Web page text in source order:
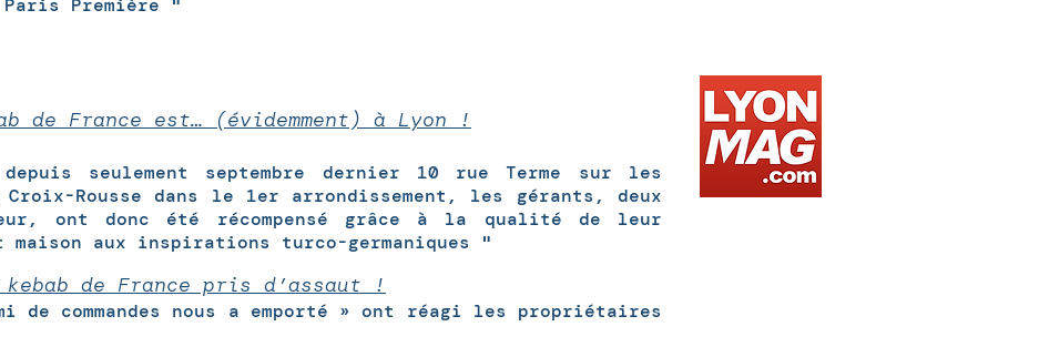
Première "
de France est… (évidemment) à Lyon !
seulement septembre dernier 10 rue Terme sur les
Rousse dans le 1er arrondissement, les gérants, deux
ont donc été récompensé grâce à la qualité de leur
maison aux inspirations turco-germaniques "
de France pris d’assaut !
de commandes nous a emporté » ont réagi les propriétaires